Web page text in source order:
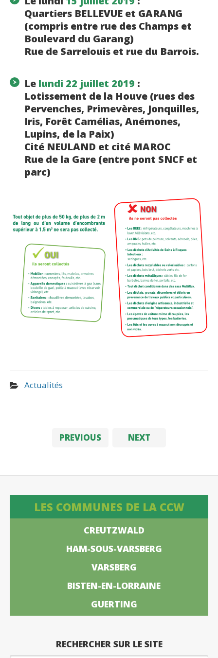
Quartiers BELLEVUE et GARANG
(compris entre rue des Champs et
Boulevard du Garang)
Rue de Sarrelouis et rue du Barrois.
Le lundi 22 juillet 2019 :
Lotissement de la Houve (rues des
Pervenches, Primevères, Jonquilles,
Iris, Forêt Camélias, Anémones,
Lupins, de la Paix)
Cité NEULAND et cité MAROC
Rue de la Gare (entre pont SNCF et
parc)
Actualités
PREVIOUS NEXT
LES COMMUNES DE LA CCW
CREUTZWALD
HAM-SOUS-VARSBERG
VARSBERG
BISTEN-EN-LORRAINE
GUERTING
RECHERCHER SUR LE SITE